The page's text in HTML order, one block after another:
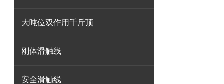
大吨位双作用千斤顶
刚体滑触线
安全滑触线